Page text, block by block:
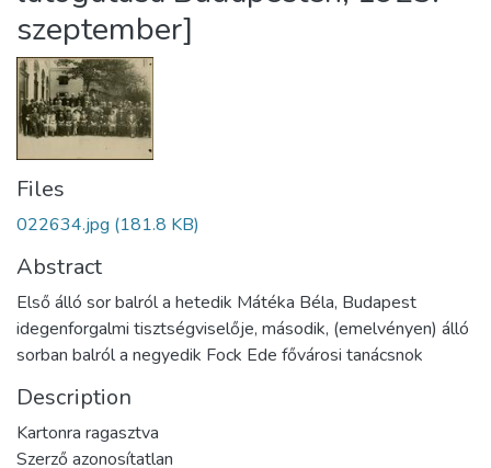
szeptember]
Files
022634.jpg (181.8 KB)
Abstract
Első álló sor balról a hetedik Mátéka Béla, Budapest
idegenforgalmi tisztségviselője, második, (emelvényen) álló
sorban balról a negyedik Fock Ede fővárosi tanácsnok
Description
Kartonra ragasztva
Szerző azonosítatlan